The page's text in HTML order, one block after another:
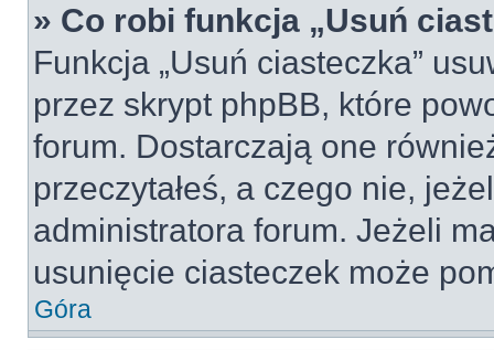
» Co robi funkcja „Usuń
Funkcja „Usuń ciasteczka”
przez skrypt phpBB, które
forum. Dostarczają one
przeczytałeś, a czego nie,
administratora forum. Jeżeli
usunięcie ciasteczek może
Góra